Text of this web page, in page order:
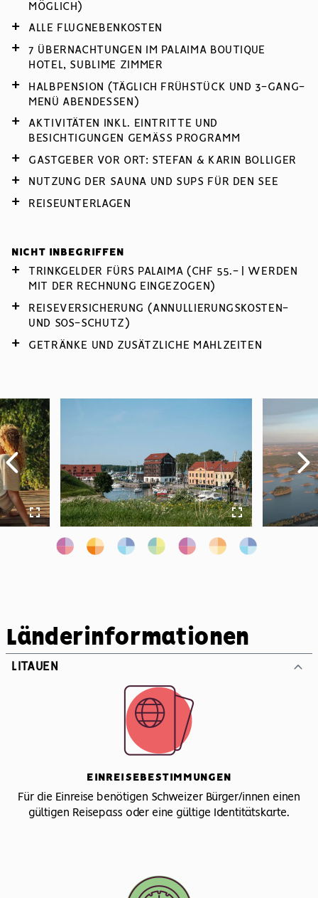
MÖGLICH)
ALLE FLUGNEBENKOSTEN
7 ÜBERNACHTUNGEN IM PALAIMA BOUTIQUE
HOTEL, SUBLIME ZIMMER
HALBPENSION (TÄGLICH FRÜHSTÜCK UND 3-GANG-
MENÜ ABENDESSEN)
AKTIVITÄTEN INKL. EINTRITTE UND
BESICHTIGUNGEN GEMÄSS PROGRAMM
GASTGEBER VOR ORT: STEFAN & KARIN BOLLIGER
NUTZUNG DER SAUNA UND SUPS FÜR DEN SEE
REISEUNTERLAGEN
NICHT INBEGRIFFEN
TRINKGELDER FÜRS PALAIMA (CHF 55.- | WERDEN
MIT DER RECHNUNG EINGEZOGEN)
REISEVERSICHERUNG (ANNULLIERUNGSKOSTEN-
UND SOS-SCHUTZ)
GETRÄNKE UND ZUSÄTZLICHE MAHLZEITEN
Länderinformationen
LITAUEN
EINREISEBESTIMMUNGEN
Für die Einreise benötigen Schweizer Bürger/innen einen
gültigen Reisepass oder eine gültige Identitätskarte.